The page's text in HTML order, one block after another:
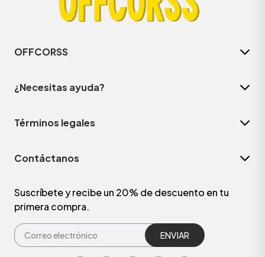
OFFCORSS
¿Necesitas ayuda?
Términos legales
Contáctanos
Suscríbete y recibe un 20% de descuento en tu
primera compra.
ENVIAR